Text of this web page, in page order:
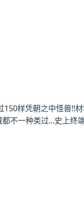
150样凭朝之中怪兽!!
不一种类过...史上终